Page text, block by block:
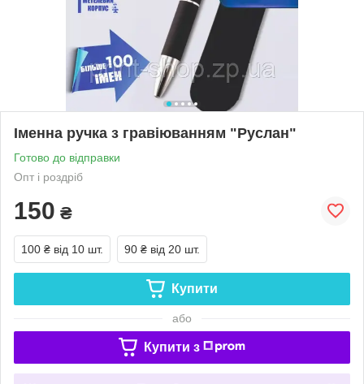
Іменна ручка з гравіюванням "Руслан"
Готово до відправки
Опт і роздріб
150 ₴
100 ₴ від 10 шт. 90 ₴ від 20 шт.
Купити
або
Купити з